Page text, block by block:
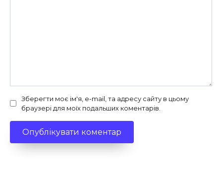
Зберегти моє ім'я, e-mail, та адресу сайту в цьому
браузері для моїх подальших коментарів.